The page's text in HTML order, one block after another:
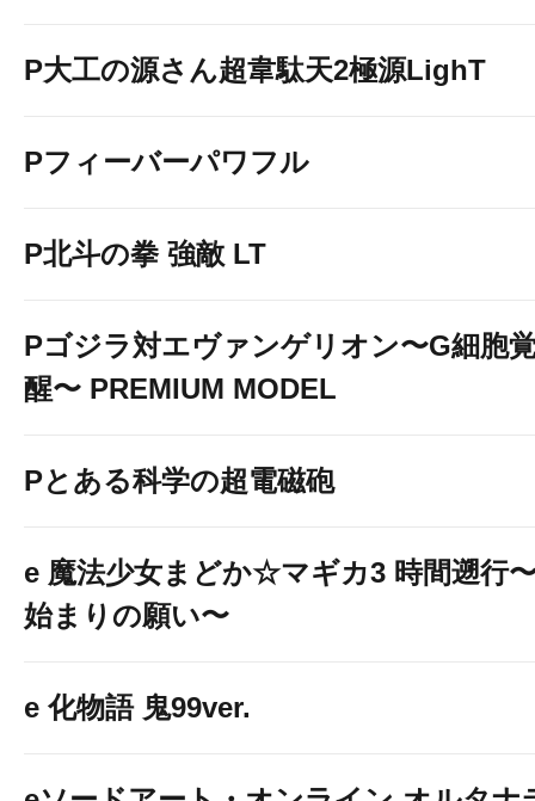
P大工の源さん超韋駄天2極源LighT
Pフィーバーパワフル
P北斗の拳 強敵 LT
Pゴジラ対エヴァンゲリオン〜G細胞
醒〜 PREMIUM MODEL
Pとある科学の超電磁砲
e 魔法少女まどか☆マギカ3 時間遡行
始まりの願い〜
e 化物語 鬼99ver.